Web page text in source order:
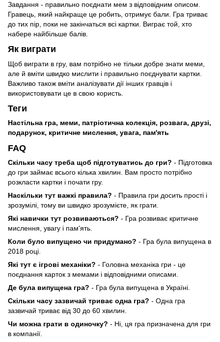
Завдання - правильно поєднати мем з відповідним описом.
Гравець, який найкраще це робить, отримує бали. Гра триває
до тих пір, поки не закінчаться всі картки. Виграє той, хто
набере найбільше балів.
Як виграти
Щоб виграти в гру, вам потрібно не тільки добре знати меми,
але й вміти швидко мислити і правильно поєднувати картки.
Важливо також вміти аналізувати дії інших гравців і
використовувати це в свою користь.
Теги
Настільна гра, меми, патріотична колекція, розвага, друзі,
подарунок, критичне мислення, увага, пам'ять
FAQ
Скільки часу треба щоб підготуватись до гри? - Підготовка
до гри займає всього кілька хвилин. Вам просто потрібно
розкласти картки і почати гру.
Наскільки тут важкі правила? - Правила гри досить прості і
зрозумілі, тому ви швидко зрозумієте, як грати.
Які навички тут розвиваються? - Гра розвиває критичне
мислення, увагу і пам'ять.
Коли було випущено чи придумано? - Гра була випущена в
2018 році.
Які тут є ігрові механіки? - Головна механіка гри - це
поєднання карток з мемами і відповідними описами.
Де була випущена гра? - Гра була випущена в Україні.
Скільки часу зазвичай триває одна гра? - Одна гра
зазвичай триває від 30 до 60 хвилин.
Чи можна грати в одиночку? - Ні, ця гра призначена для гри
в компанії.